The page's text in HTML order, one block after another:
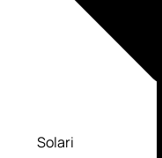
Solari